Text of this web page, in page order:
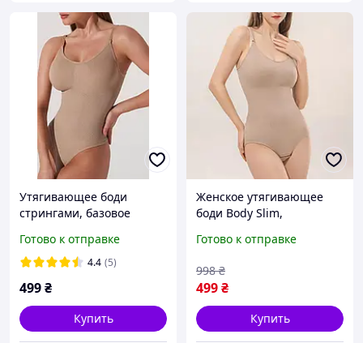
Утягивающее боди
стрингами, базовое
боди с утяжкой
Готово к отправке
4.4 (5)
499₴
Купить
Женское утягивающее
боди Body Slim,
слипы с утяжкой,
регулируемыми
бретелями
Готово к отправке
499₴
998 ₴
Купить